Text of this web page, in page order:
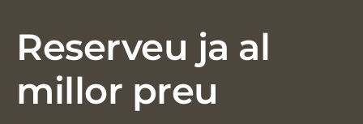
Reserveu ja al
millor preu